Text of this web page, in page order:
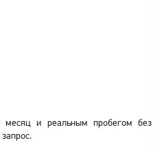
месяц и реальным пробегом без